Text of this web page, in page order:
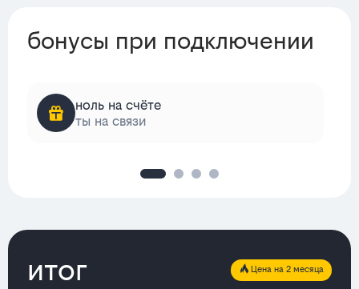
бонусы при подключении
ноль на счёте
ты на связи
итог Цена на 2 месяца